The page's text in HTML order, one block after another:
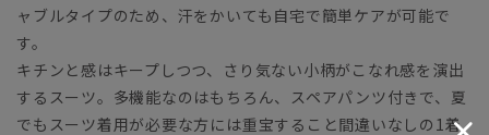
ャブルタイプのため、汗をかいても自宅で簡単ケアが可能で
す。
キチンと感はキープしつつ、さり気ない小柄がこなれ感を演出
するスーツ。多機能なのはもちろん、スペアパンツ付きで、夏
でもスーツ着用が必要な方には重宝すること間違いなしの1着